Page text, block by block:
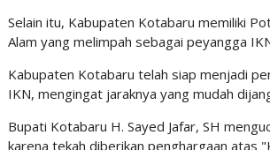
Selain itu, Kabupaten Kotabaru memiliki
Alam yang melimpah sebagai peyangga
Kabupaten Kotabaru telah siap menjadi
IKN, mengingat jaraknya yang mudah
Bupati Kotabaru H. Sayed Jafar, SH
karena tekah diberikan penghargaan atas